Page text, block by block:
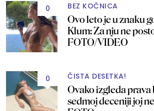
0 BEZ KOČNICA
Ovo leto je u znaku
Klum: Za nju ne
FOTO/VIDEO
0 ČISTA DESETKA!
Ovako izgleda prava
sedmoj deceniji joj